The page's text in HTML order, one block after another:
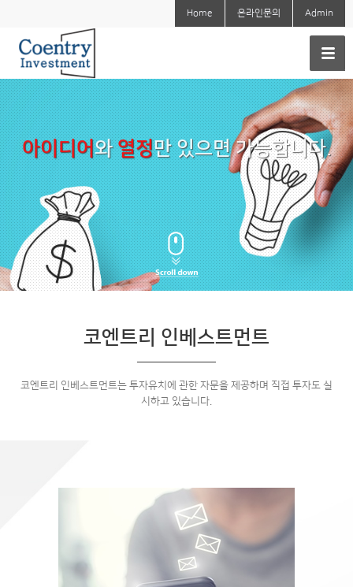
Home 온라인문의 Admin
아이디어와열정만 있으면 가능합니다.
아이디어를 실현하기 위해 필수적인 투자유치
최선을 다해 도와 드리겠습니다.
코엔트리 인베스트먼트
코엔트리 인베스트먼트는 투자유치에 관한 자문을 제공하며 직접 투자도 실
시하고 있습니다.